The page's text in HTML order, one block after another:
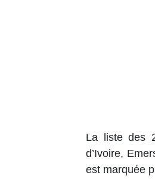
La liste des
d’Ivoire,
est marquée